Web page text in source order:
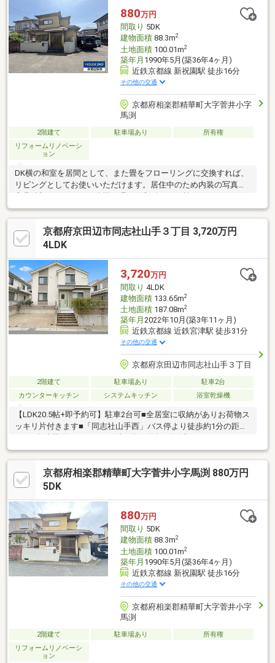
880万円
間取り 5DK
建物面積88.3m2
土地面積100.01m2
築年月 1990年5月(築36年4ヶ月)
近鉄京都線 新祝園駅 徒歩16分
その他の交通
京都府相楽郡精華町大字菅井小字
馬渕
2階建て 駐車場あり
所有権
リフォームリノベーシ
ョン
DK横の和室を居間として、また畳をフローリングに交換すれば、
リビングとしてお使いいただけます。居住中のため内装の写真は
ので安心ですね
京都府京田辺市同志社山手３丁目 3,720万円
4LDK
3,720万円
間取り 4LDK
建物面積133.65m2
土地面積187.08m2
築年月 2022年10月(築3年11ヶ月)
近鉄京都線 近鉄宮津駅 徒歩31分
その他の交通
京都府京田辺市同志社山手３丁目
2階建て 駐車場あり
駐車2台
カウンターキッチン
システムキッチン 浴室乾燥機
【LDK20.5帖+即予約可】駐車2台可■全居室に収納がありお荷物ス
ッキリ片付きます■「同志社山手西」バス停より徒歩約1分の距離
京都府相楽郡精華町大字菅井小字馬渕 880万円
5DK
880万円
間取り 5DK
建物面積88.3m2
土地面積100.01m2
築年月 1990年5月(築36年4ヶ月)
近鉄京都線 新祝園駅 徒歩16分
その他の交通
京都府相楽郡精華町大字菅井小字
馬渕
2階建て 駐車場あり
所有権
リフォームリノベーシ
ョン